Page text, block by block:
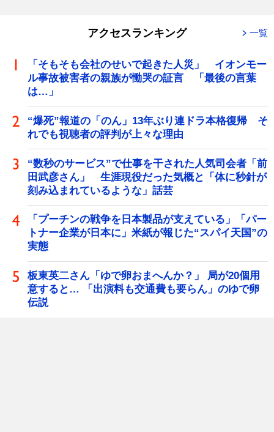
アクセスランキング 一覧
「そもそも会社のせいで起きた人災」 イオンモー
ル事故被害者の親族が慟哭の証言 「最後の言葉
は…」
“爆死”報道の「のん」13年ぶり連ドラ本格復帰 そ
れでも視聴者の評判が上々な理由
“数秒のサービス”で仕事を干された人気司会者「前
田武彦さん」 生涯現役だった気概と「体に秒針が
刻み込まれているような」話芸
「プーチンの戦争を日本製品が支えている」「パー
トナー企業が日本に」米紙が報じた“スパイ天国”の
実態
板東英二さん「ゆで卵おまへんか？」 局が20個用
意すると… 「出演料も交通費も要らん」のゆで卵
伝説